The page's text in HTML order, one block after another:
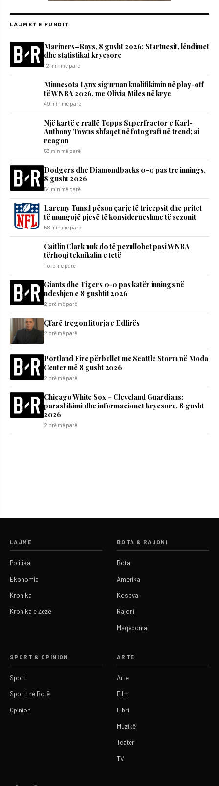
LAJMET E FUNDIT
Mariners–Rays, 8 gusht 2026: Startuesit, lëndimet
dhe statistikat kryesore
12 min më parë
Minnesota Lynx siguruan kualifikimin në play-off
të WNBA 2026, me Olivia Miles në krye
49 min më parë
Një kartë e rrallë Topps Superfractor e Karl-
Anthony Towns shfaqet në fotografi në trend; ai
reagon
53 min më parë
Dodgers dhe Diamondbacks 0-0 pas tre innings,
8 gusht 2026
54 min më parë
Laremy Tunsil pëson çarje të tricepsit dhe pritet
të mungojë pjesë të konsiderueshme të sezonit
58 min më parë
Caitlin Clark nuk do të pezullohet pasi WNBA
tërhoqi teknikalin e tetë
1 orë më parë
Giants dhe Tigers 0-0 pas katër innings në
ndeshjen e 8 gushtit 2026
2 orë më parë
Çfarë tregon fitorja e Edlirës
2 orë më parë
Portland Fire përballet me Seattle Storm në Moda
Center më 8 gusht 2026
2 orë më parë
Chicago White Sox – Cleveland Guardians:
parashikimi dhe informacionet kryesore, 8 gusht
2026
2 orë më parë
LAJME
Politika
Ekonomia
Kronika
Kronika e Zezë
BOTA & RAJONI
Bota
Amerika
Kosova
Rajoni
Maqedonia
SPORT & OPINION
Sporti
Sporti në Botë
Opinion
ARTE
Arte
Film
Libri
Muzikë
Teatër
TV